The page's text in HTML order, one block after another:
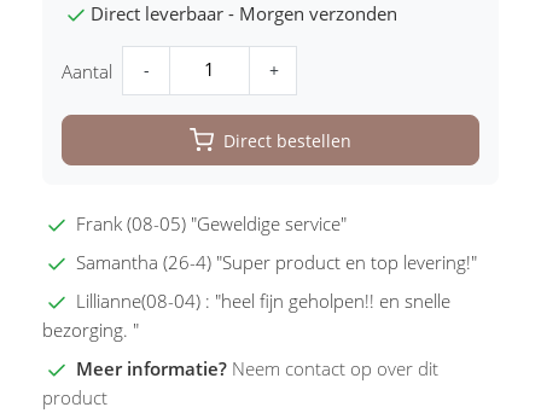
Direct leverbaar - Morgen verzonden
Aantal - +
Direct bestellen
Frank (08-05) "Geweldige service"
Samantha (26-4) "Super product en top levering!"
Lillianne(08-04) : "heel fijn geholpen!! en snelle
bezorging. "
Meer informatie? Neem contact op over dit
product